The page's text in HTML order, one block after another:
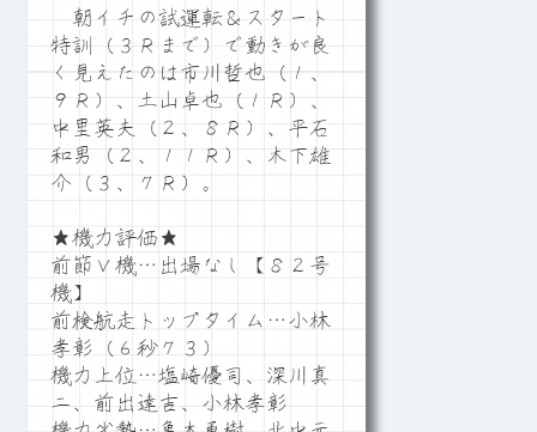
朝イチの試運転＆スタート
特訓（３Ｒまで）で動きが良
く見えたのは市川哲也（１、
９Ｒ）、土山卓也（１Ｒ）、
中里英夫（２、８Ｒ）、平石
和男（２、１１Ｒ）、木下雄
介（３、７Ｒ）。
★機力評価★
前節Ｖ機…出場なし【８２号
機】
前検航走トップタイム…小林
孝彰（６秒７３）
機力上位…塩崎優司、深川真
二、前出達吉、小林孝彰